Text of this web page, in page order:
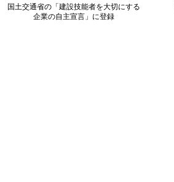
国土交通省の「建設技能者を大切にする
企業の自主宣言」に登録